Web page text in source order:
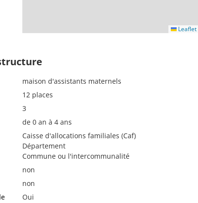
Leaflet
maison d'assistants maternels
12 places
3
de 0 an à 4 ans
Caisse d'allocations familiales (Caf)
Département
Commune ou l'intercommunalité
non
non
Oui